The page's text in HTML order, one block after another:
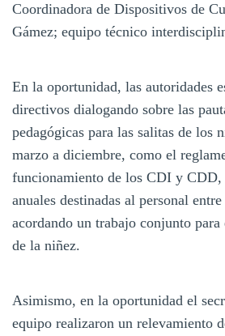
Coordinadora de Dispositivos de
Gámez; equipo técnico
En la oportunidad, las autoridades
directivos dialogando sobre las
pedagógicas para las salitas de los
marzo a diciembre, como el
funcionamiento de los CDI y CDD,
anuales destinadas al personal
acordando un trabajo conjunto
de la niñez.
Asimismo, en la oportunidad el
equipo realizaron un relevamiento